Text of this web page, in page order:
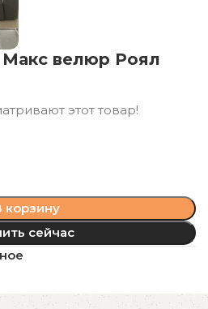
велюр Роял
этот товар!
корзину
сейчас